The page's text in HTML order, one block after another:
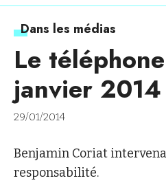
Dans les médias
Le
janvier 2014
29/01/2014
Benjamin Coriat
responsabilité.